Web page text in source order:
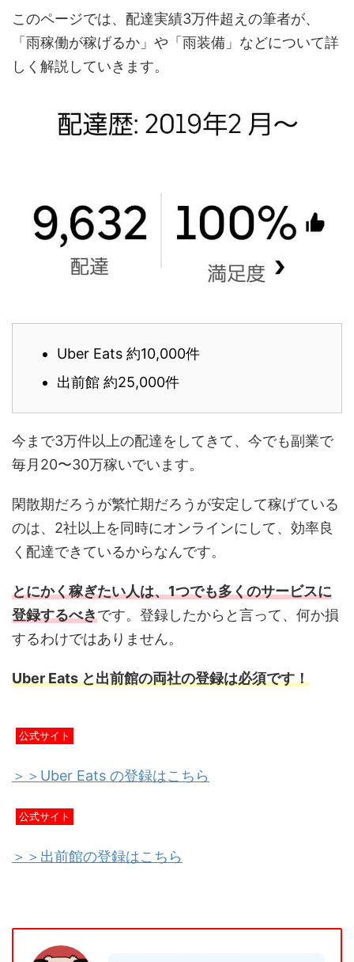
このページでは、配達実績3万件超えの筆者が、
「雨稼働が稼げるか」や「雨装備」などについて詳
しく解説していきます。
Uber Eats 約10,000件
出前館 約25,000件
今まで3万件以上の配達をしてきて、今でも副業で
毎月20〜30万稼いでいます。
閑散期だろうが繁忙期だろうが安定して稼げている
のは、2社以上を同時にオンラインにして、効率良
く配達できているからなんです。
とにかく稼ぎたい人は、1つでも多くのサービスに
登録するべきです。登録したからと言って、何か損
するわけではありません。
Uber Eats と出前館の両社の登録は必須です！
公式サイト
＞＞Uber Eats の登録はこちら
公式サイト
＞＞出前館の登録はこちら